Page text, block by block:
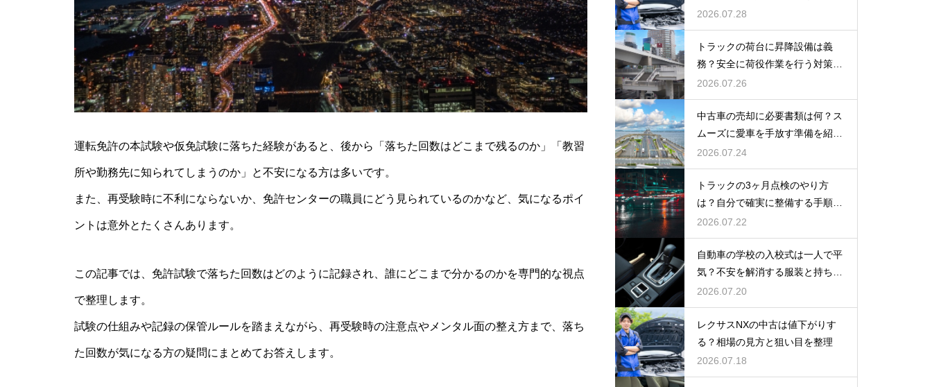
運転免許の本試験や仮免試験に落ちた経験があると、後から「落ちた回数はどこまで残るのか」「教習
所や勤務先に知られてしまうのか」と不安になる方は多いです。
また、再受験時に不利にならないか、免許センターの職員にどう見られているのかなど、気になるポイ
ントは意外とたくさんあります。
この記事では、免許試験で落ちた回数はどのように記録され、誰にどこまで分かるのかを専門的な視点
で整理します。
試験の仕組みや記録の保管ルールを踏まえながら、再受験時の注意点やメンタル面の整え方まで、落ち
た回数が気になる方の疑問にまとめてお答えします。
訣！
2026.07.28
トラックの荷台に昇降設備は義
務？安全に荷役作業を行う対策を
紹介
2026.07.26
中古車の売却に必要書類は何？ス
ムーズに愛車を手放す準備を紹
介！
2026.07.24
トラックの3ヶ月点検のやり方
は？自分で確実に整備する手順を
紹介
2026.07.22
自動車の学校の入校式は一人で平
気？不安を解消する服装と持ち
物！
2026.07.20
レクサスNXの中古は値下がりす
る？相場の見方と狙い目を整理
2026.07.18